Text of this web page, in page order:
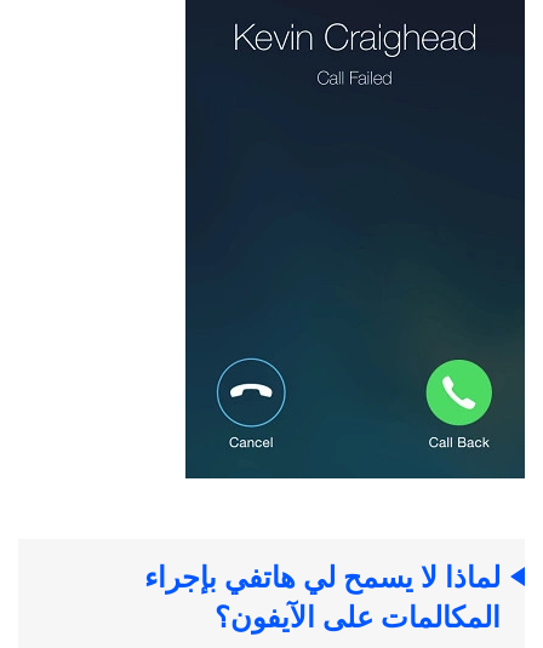
لماذا لا يسمح لي هاتفي بإجراء
المكالمات على الآيفون؟